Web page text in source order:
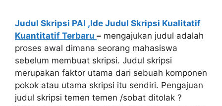
Judul Skripsi PAI ,Ide Judul Skripsi Kualitatif
Kuantitatif Terbaru – mengajukan judul adalah
proses awal dimana seorang mahasiswa
sebelum membuat skripsi. Judul skripsi
merupakan faktor utama dari sebuah komponen
pokok atau utama skripsi itu sendiri. Pengajuan
judul skripsi temen temen /sobat ditolak ?